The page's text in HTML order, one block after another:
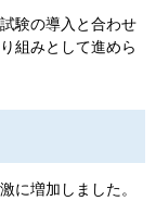
験の導入と合わせ
組みとして進めら
に増加しました。